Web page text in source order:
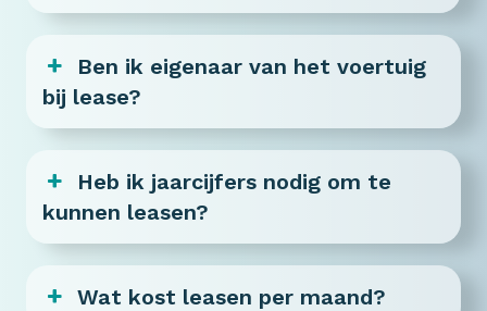
Ben ik eigenaar van het voertuig
bij lease?
Heb ik jaarcijfers nodig om te
kunnen leasen?
Wat kost leasen per maand?